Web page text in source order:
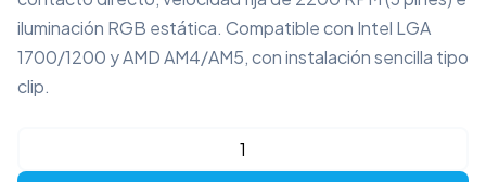
iluminación RGB estática. Compatible con Intel LGA
1700/1200 y AMD AM4/AM5, con instalación sencilla tipo
clip.
Blizard